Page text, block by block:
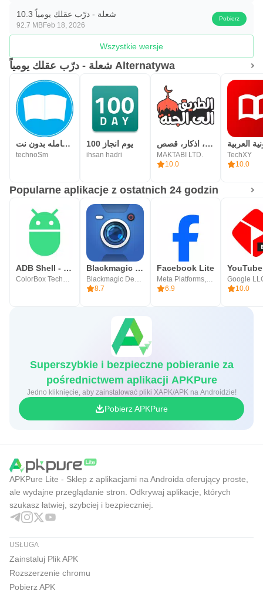
شعلة - درّب عقلك يومياً 10.3
92.7 MBFeb 18, 2026
Pobierz
Wszystkie wersje
شعلة - درّب عقلك يومياً Alternatywa
المكتبة الشامله بدون نت
technoSm
100 يوم انجاز
ihsan hadri
الطريق الى الجنة، اذكار، قصص
MAKTABI LTD.
10.0
TechXY
10.0
Popularne aplikacje z ostatnich 24 godzin
ADB Shell - Debug Toolbox Blackmagic Camera
8.7
Facebook Lite
6.9
Google
10.0
Superszybkie i bezpieczne pobieranie za
pośrednictwem aplikacji APKPure
Jedno kliknięcie, aby zainstalować pliki XAPK/APK na Androidzie!
Pobierz APKPure
APKPure Lite - Sklep z aplikacjami na Androida oferujący proste,
ale wydajne przeglądanie stron. Odkrywaj aplikacje, których
szukasz łatwiej, szybciej i bezpieczniej.
USŁUGA
Zainstaluj Plik APK
Rozszerzenie chromu
Pobierz APK